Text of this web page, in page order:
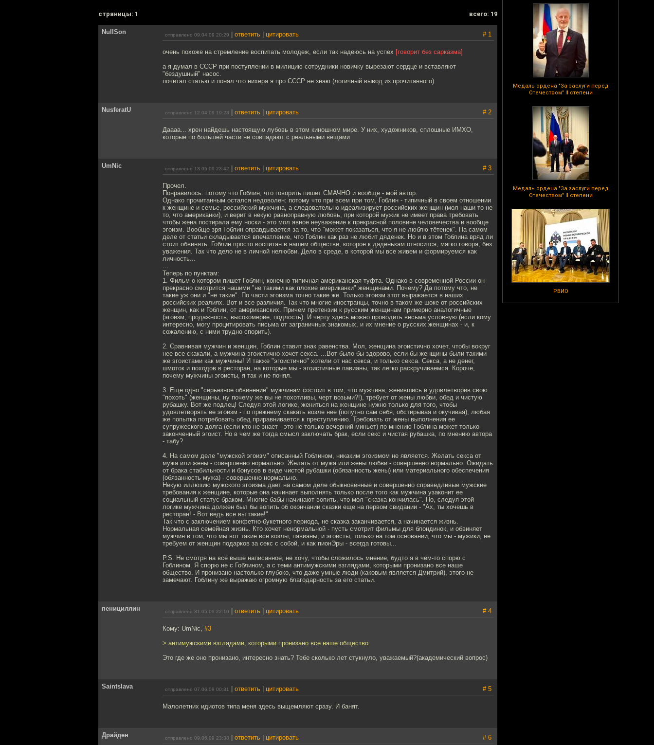
Медаль ордена "За заслуги перед
Отечеством" II степени
Медаль ордена "За заслуги перед
Отечеством" II степени
РВИО
cтраницы: 1 всего: 19
NullSon отправлено 09.04.09 20:29 ответить цитировать # 1
очень похоже на стремление воспитать молодеж, если так надеюсь на успех [говорит без сарказма]
а я думал в СССР при поступлении в милицию сотрудники новичку вырезают сердце и вставляют
"бездушный" насос.
почитал статью и понял что нихера я про СССР не знаю (логичный вывод из прочитанного)
NusferatU отправлено 12.04.09 19:28 ответить цитировать # 2
Даааа... хрен найдешь настоящую лубовь в этом киношном мире. У них, художников, сплошные ИМХО,
которые по большей части не совпадают с реальными вещами
UmNic отправлено 13.05.09 23:42 ответить цитировать # 3
Прочел.
Понравилось: потому что Гоблин, что говорить пишет СМАЧНО и вообще - мой автор.
Однако прочитанным остался недоволен: потому что при всем при том, Гоблин - типичный в своем отношении
к женщине и семье, российский мужчина, а следовательно идеализирует российских женщин (мол наши то не
то, что американки), и верит в некую равноправную любовь, при которой мужик не имеет права требовать
чтобы жена постирала ему носки - это мол явное неуважение к прекрасной половине человечества и вообще
эгоизм. Вообще зря Гоблин оправдывается за то, что "может показаться, что я не люблю тётенек". На самом
деле от статьи складывается впечатление, что Гоблин как раз не любит дяденек. Но и в этом Гоблина вряд ли
стоит обвинять. Гоблин просто воспитан в нашем обществе, которое к дяденькам относится, мягко говоря, без
уважения. Так что дело не в личной нелюбви. Дело в среде, в которой мы все живем и формируемся как
личность...
...
Теперь по пунктам:
1. Фильм о котором пишет Гоблин, конечно типичная американская туфта. Однако в современной России он
прекрасно смотрится нашими "не такими как плохие американки" женщинами. Почему? Да потому что, не
такие уж они и "не такие". По части эгоизма точно такие же. Только эгоизм этот выражается в наших
российских реалиях. Вот и все различия. Так что многие иностранцы, точно в таком же шоке от российских
женщин, как и Гоблин, от американских. Причем претензии к русским женщинам примерно аналогичные
(эгоизм, продажность, высокомерие, подлость). И черту здесь можно проводить весьма условную (если кому
интересно, могу процитировать письма от заграничных знакомых, и их мнение о русских женщинах - и, к
сожалению, с ними трудно спорить).
2. Сравнивая мужчин и женщин, Гоблин ставит знак равенства. Мол, женщина эгоистично хочет, чтобы вокруг
нее все скакали, а мужчина эгоистично хочет секса. ...Вот было бы здорово, если бы женщины были такими
же эгоистами как мужчины! И также "эгоистично" хотели от нас секса, и только секса. Секса, а не денег,
шмоток и походов в ресторан, на которые мы - эгоистичные павианы, так легко раскручиваемся. Короче,
почему мужчины эгоисты, я так и не понял.
3. Еще одно "серьезное обвинение" мужчинам состоит в том, что мужчина, женившись и удовлетворив свою
"похоть" (женщины, ну почему же вы не похотливы, черт возьми?!), требует от жены любви, обед и чистую
рубашку. Вот же подлец! Следуя этой логике, жениться на женщине нужно только для того, чтобы
удовлетворять ее эгоизм - по прежнему скакать возле нее (попутно сам себя, обстирывая и окучивая), любая
же попытка потребовать обед приравнивается к преступлению. Требовать от жены выполнения ее
супружеского долга (если кто не знает - это не только вечерний миньет) по мнению Гоблина может только
законченный эгоист. Но в чем же тогда смысл заключать брак, если секс и чистая рубашка, по мнению автора
- табу?
4. На самом деле "мужской эгоизм" описанный Гоблином, никаким эгоизмом не является. Желать секса от
мужа или жены - совершенно нормально. Желать от мужа или жены любви - совершенно нормально. Ожидать
от брака стабильности и бонусов в виде чистой рубашки (обязанность жены) или материального обеспечения
(обязанность мужа) - совершенно нормально.
Некую иллюзию мужского эгоизма дает на самом деле обыкновенные и совершенно справедливые мужские
требования к женщине, которые она начинает выполнять только после того как мужчина узаконит ее
социальный статус браком. Многие бабы начинают вопить, что мол "сказка кончилась". Но, следуя этой
логике мужчина должен был бы вопить об окончании сказки еще на первом свидании - "Ах, ты хочешь в
ресторан! - Вот ведь все вы такие!".
Так что с заключением конфетно-букетного периода, не сказка заканчивается, а начинается жизнь.
Нормальная семейная жизнь. Кто хочет ненормальной - пусть смотрит фильмы для блондинок, и обвиняет
мужчин в том, что мы вот такие все козлы, павианы, и эгоисты, только на том основании, что мы - мужики, не
требуем от женщин подарков за секс с собой, и как пионЭры - всегда готовы...
P.S. Не смотря на все выше написанное, не хочу, чтобы сложилось мнение, будто я в чем-то спорю с
Гоблином. Я спорю не с Гоблином, а с теми антимужскими взглядами, которыми пронизано все наше
общество. И пронизано настолько глубоко, что даже умные люди (каковым является Дмитрий), этого не
замечают. Гоблину же выражаю огромную благодарность за его статьи.
пенициллин отправлено 31.05.09 22:10 ответить цитировать # 4
Кому: UmNic, #3
> антимужскими взглядами, которыми пронизано все наше общество.
Это где же оно пронизано, интересно знать? Тебе сколько лет стукнуло, уважаемый?(академический вопрос)
Saintslava отправлено 07.06.09 00:31 ответить цитировать # 5
Малолетних идиотов типа меня здесь выщемляют сразу. И банят.
Драйден отправлено 09.06.09 23:38 ответить цитировать # 6